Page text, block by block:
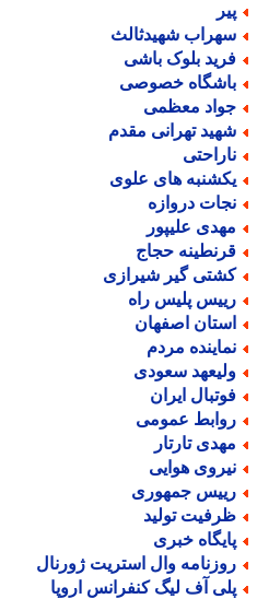
شهیدثالث
بلوک باشی
خصوصی
معظمی
تهرانی مقدم
های علوی
دروازه
علیپور
حجاج
گیر شیرازی
پلیس راه
اصفهان
مردم
سعودی
ایران
عمومی
تارتار
هوایی
جمهوری
تولید
خبری
وال استریت ژورنال
آف لیگ کنفرانس اروپا